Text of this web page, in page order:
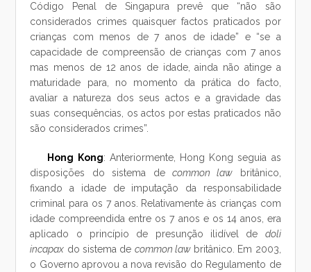
Código Penal de Singapura prevê que “não são
considerados crimes quaisquer factos praticados por
crianças com menos de 7 anos de idade” e “se a
capacidade de compreensão de crianças com 7 anos
mas menos de 12 anos de idade, ainda não atinge a
maturidade para, no momento da prática do facto,
avaliar a natureza dos seus actos e a gravidade das
suas consequências, os actos por estas praticados não
são considerados crimes”.
Hong Kong: Anteriormente, Hong Kong seguia as
disposições do sistema de common law britânico,
fixando a idade de imputação da responsabilidade
criminal para os 7 anos. Relativamente às crianças com
idade compreendida entre os 7 anos e os 14 anos, era
aplicado o princípio de presunção ilidível de doli
incapax do sistema de common lawbritânico. Em 2003,
o Governo aprovou a nova revisão do Regulamento de